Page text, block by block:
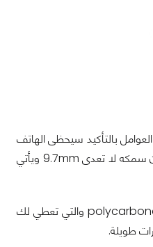
بالتأكيد سيحظى الهاتف
سمكه لا تعدى 9.7mm ويأتي
والتي تعطي لك
طويلة.